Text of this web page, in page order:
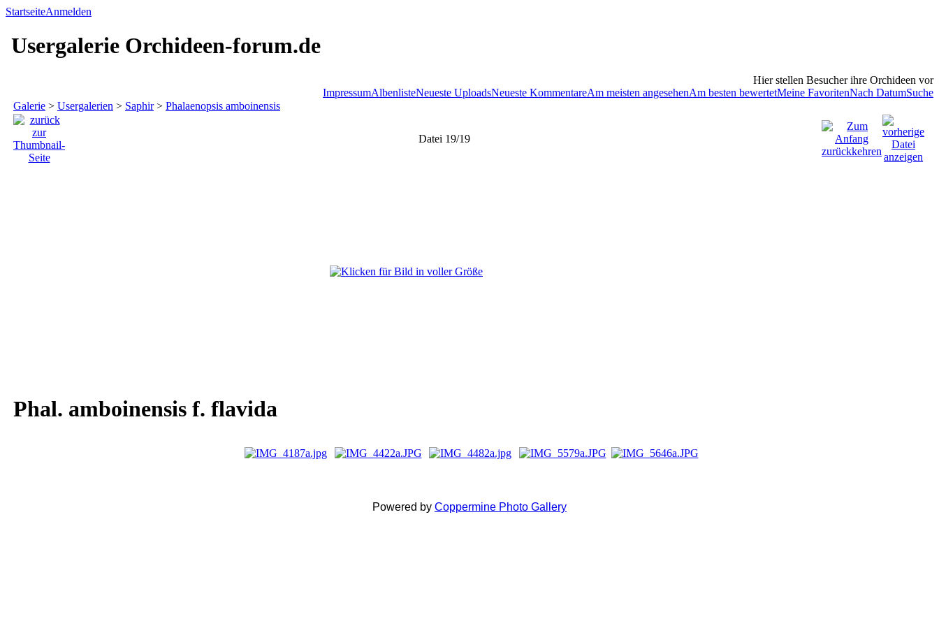
StartseiteAnmelden
Usergalerie Orchideen-forum.de
Hier stellen Besucher ihre Orchideen vor
ImpressumAlbenlisteNeueste UploadsNeueste KommentareAm meisten angesehenAm besten bewertetMeine FavoritenNach DatumSuche
Galerie > Usergalerien > Saphir> Phalaenopsis amboinensis
Datei 19/19
Phal. amboinensis f. flavida
Powered by Coppermine Photo Gallery